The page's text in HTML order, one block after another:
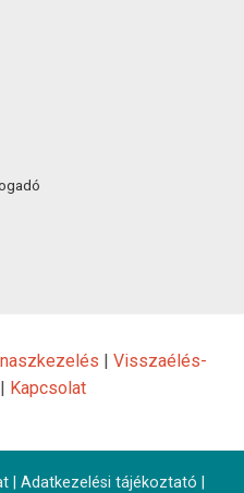
Visszaélés-
Kapcsolat
| Adatkezelési tájékoztató